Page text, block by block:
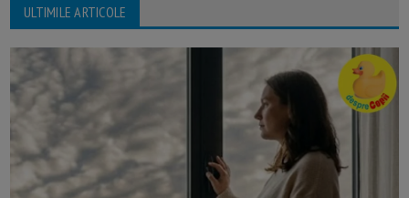
ULTIMILE ARTICOLE